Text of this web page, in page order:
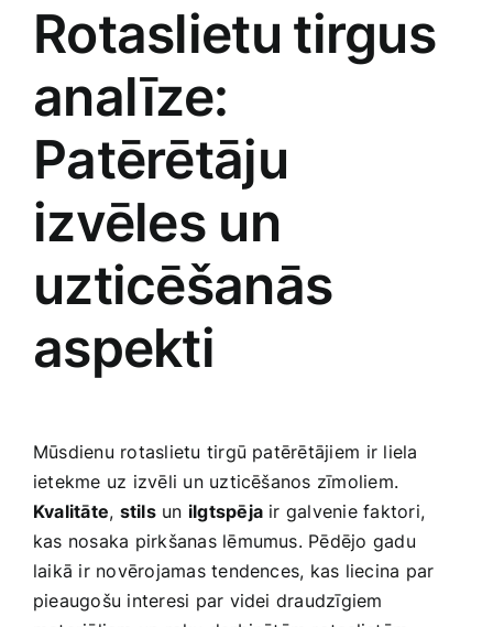
Rotaslietu⁤ tirgus
analīze:
Patērētāju​
izvēles‍ un
uzticēšanās
aspekti
Mūsdienu rotaslietu tirgū patērētājiem ⁢ir liela
ietekme uz izvēli un uzticēšanos zīmoliem.
Kvalitāte, stilsun ilgtspēja ir ‌galvenie faktori,⁤
kas nosaka ‍pirkšanas lēmumus. Pēdējo gadu
laikā ir ‍novērojamas tendences, kas liecina par
pieaugošu interesi par videi draudzīgiem